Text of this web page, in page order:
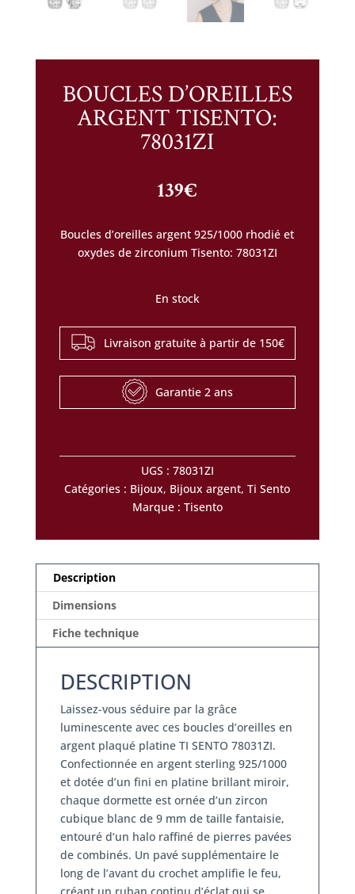
BOUCLES D’OREILLES
ARGENT TISENTO:
78031ZI
139€
Boucles d’oreilles argent 925/1000 rhodié et
oxydes de zirconium Tisento: 78031ZI
En stock
Livraison gratuite à partir de 150€
Garantie 2 ans
UGS : 78031ZI
Catégories : Bijoux, Bijoux argent,Ti Sento
Marque : Tisento
Description
Dimensions
Fiche technique
DESCRIPTION
Laissez-vous séduire par la grâce
luminescente avec ces boucles d’oreilles en
argent plaqué platine TI SENTO 78031ZI.
Confectionnée en argent sterling 925/1000
et dotée d’un fini en platine brillant miroir,
chaque dormette est ornée d’un zircon
cubique blanc de 9 mm de taille fantaisie,
entouré d’un halo raffiné de pierres pavées
de combinés. Un pavé supplémentaire le
long de l’avant du crochet amplifie le feu,